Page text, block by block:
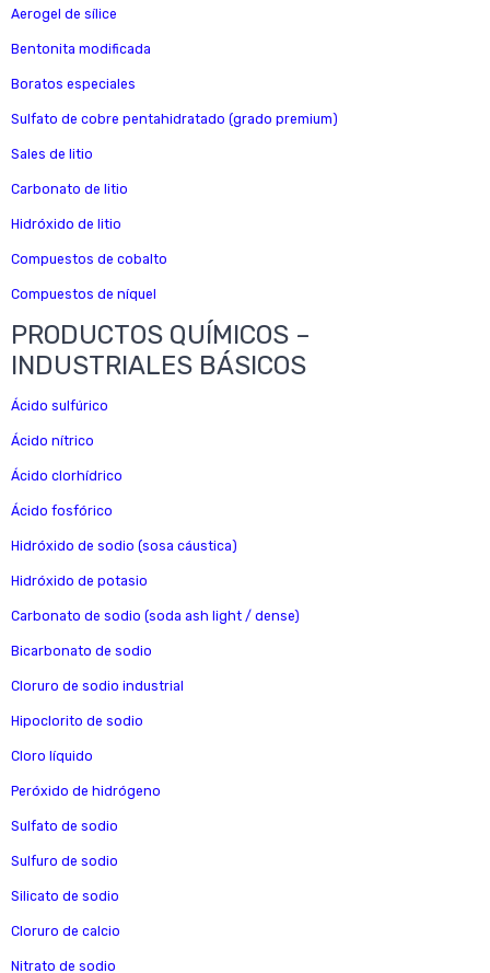
Aerogel de sílice
Bentonita modificada
Boratos especiales
Sulfato de cobre pentahidratado (grado premium)
Sales de litio
Carbonato de litio
Hidróxido de litio
Compuestos de cobalto
Compuestos de níquel
PRODUCTOS QUÍMICOS –
INDUSTRIALES BÁSICOS
Ácido sulfúrico
Ácido nítrico
Ácido clorhídrico
Ácido fosfórico
Hidróxido de sodio (sosa cáustica)
Hidróxido de potasio
Carbonato de sodio (soda ash light / dense)
Bicarbonato de sodio
Cloruro de sodio industrial
Hipoclorito de sodio
Cloro líquido
Peróxido de hidrógeno
Sulfato de sodio
Sulfuro de sodio
Silicato de sodio
Cloruro de calcio
Nitrato de sodio